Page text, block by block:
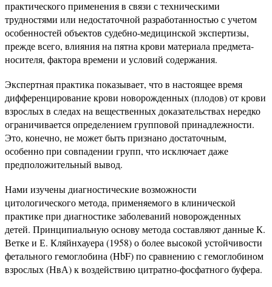
практического применения в связи с техническими
трудностями или недостаточной разработанностью с учетом
особенностей объектов судебно-медицинской экспертизы,
прежде всего, влияния на пятна крови материала предмета-
носителя, фактора времени и условий содержания.
Экспертная практика показывает, что в настоящее время
дифференцирование крови новорожденных (плодов) от крови
взрослых в следах на вещественных доказательствах нередко
ограничивается определением групповой принадлежности.
Это, конечно, не может быть признано достаточным,
особенно при совпадении групп, что исключает даже
предположительный вывод.
Нами изучены диагностические возможности
цитологического метода, применяемого в клинической
практике при диагностике заболеваний новорожденных
детей. Принципиальную основу метода составляют данные К.
Ветке и Е. Кляйнхауера (1958) о более высокой устойчивости
фетального гемоглобина (HbF) по сравнению с гемоглобином
взрослых (НвА) к воздействию цитратно-фосфатного буфера.